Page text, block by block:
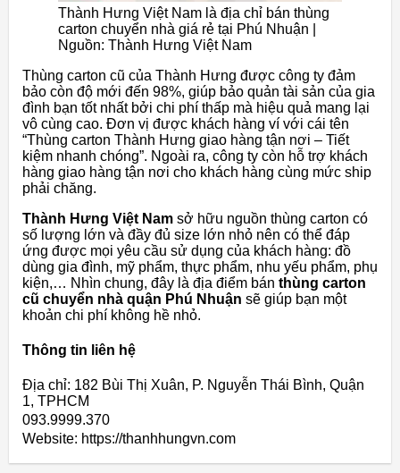
Thành Hưng Việt Nam là địa chỉ bán thùng
carton chuyển nhà giá rẻ tại Phú Nhuận |
Nguồn: Thành Hưng Việt Nam
Thùng carton cũ của Thành Hưng được công ty đảm
bảo còn độ mới đến 98%, giúp bảo quản tài sản của gia
đình bạn tốt nhất bởi chi phí thấp mà hiệu quả mang lại
vô cùng cao. Đơn vị được khách hàng ví với cái tên
“Thùng carton Thành Hưng giao hàng tận nơi – Tiết
kiệm nhanh chóng”. Ngoài ra, công ty còn hỗ trợ khách
hàng giao hàng tận nơi cho khách hàng cùng mức ship
phải chăng.
Thành Hưng Việt Nam sở hữu nguồn thùng carton có
số lượng lớn và đầy đủ size lớn nhỏ nên có thể đáp
ứng được mọi yêu cầu sử dụng của khách hàng: đồ
dùng gia đình, mỹ phẩm, thực phẩm, nhu yếu phẩm, phụ
kiện,… Nhìn chung, đây là địa điểm bán thùng carton
cũ chuyển nhà quận Phú Nhuận sẽ giúp bạn một
khoản chi phí không hề nhỏ.
Thông tin liên hệ
Địa chỉ: 182 Bùi Thị Xuân, P. Nguyễn Thái Bình, Quận
1, TPHCM
093.9999.370
Website: https://thanhhungvn.com